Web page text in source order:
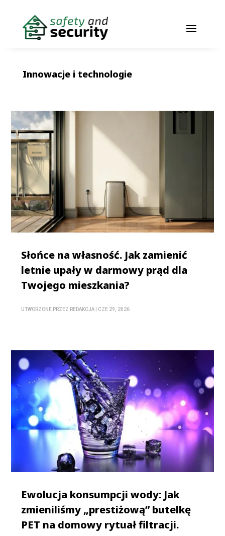
Innowacje i technologie
Słońce na własność. Jak zamienić
letnie upały w darmowy prąd dla
Twojego mieszkania?
UTWORZONE PRZEZ REDAKCJA CZE 29, 2026
Ewolucja konsumpcji wody: Jak
zmieniliśmy „prestiżową” butelkę
PET na domowy rytuał filtracji.